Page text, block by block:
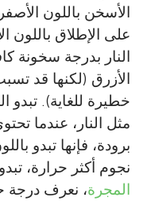
الأسخن باللون
على الإطلاق باللون
النار بدرجة سخونة
الأزرق (لكنها قد
خطيرة للغاية). تبدو
مثل النار، عندما
برودة، فإنها تبدو
نجوم أكثر حرارة،
المجرة، نعرف درجة